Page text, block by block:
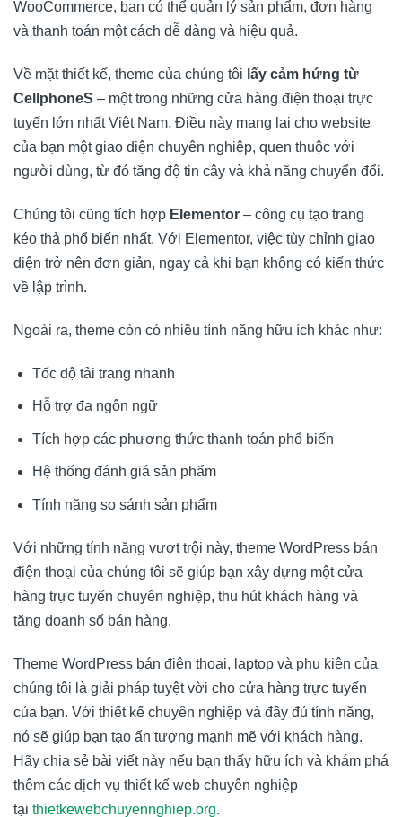
WooCommerce, bạn có thể quản lý sản phẩm, đơn hàng
và thanh toán một cách dễ dàng và hiệu quả.
Về mặt thiết kế, theme của chúng tôi lấy cảm hứng từ
CellphoneS – một trong những cửa hàng điện thoại trực
tuyến lớn nhất Việt Nam. Điều này mang lại cho website
của bạn một giao diện chuyên nghiệp, quen thuộc với
người dùng, từ đó tăng độ tin cậy và khả năng chuyển đổi.
Chúng tôi cũng tích hợp Elementor – công cụ tạo trang
kéo thả phổ biến nhất. Với Elementor, việc tùy chỉnh giao
diện trở nên đơn giản, ngay cả khi bạn không có kiến thức
về lập trình.
Ngoài ra, theme còn có nhiều tính năng hữu ích khác như:
Tốc độ tải trang nhanh
Hỗ trợ đa ngôn ngữ
Tích hợp các phương thức thanh toán phổ biến
Hệ thống đánh giá sản phẩm
Tính năng so sánh sản phẩm
Với những tính năng vượt trội này, theme WordPress bán
điện thoại của chúng tôi sẽ giúp bạn xây dựng một cửa
hàng trực tuyến chuyên nghiệp, thu hút khách hàng và
tăng doanh số bán hàng.
Theme WordPress bán điện thoại, laptop và phụ kiện của
chúng tôi là giải pháp tuyệt vời cho cửa hàng trực tuyến
của bạn. Với thiết kế chuyên nghiệp và đầy đủ tính năng,
nó sẽ giúp bạn tạo ấn tượng mạnh mẽ với khách hàng.
Hãy chia sẻ bài viết này nếu bạn thấy hữu ích và khám phá
thêm các dịch vụ thiết kế web chuyên nghiệp
tại thietkewebchuyennghiep.org.